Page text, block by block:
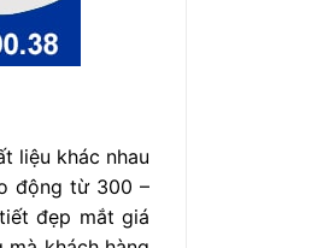
liệu khác nhau
động từ 300 –
đẹp mắt giá